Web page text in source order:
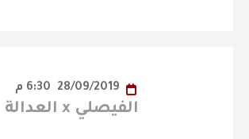
الفيصلي x العدالة